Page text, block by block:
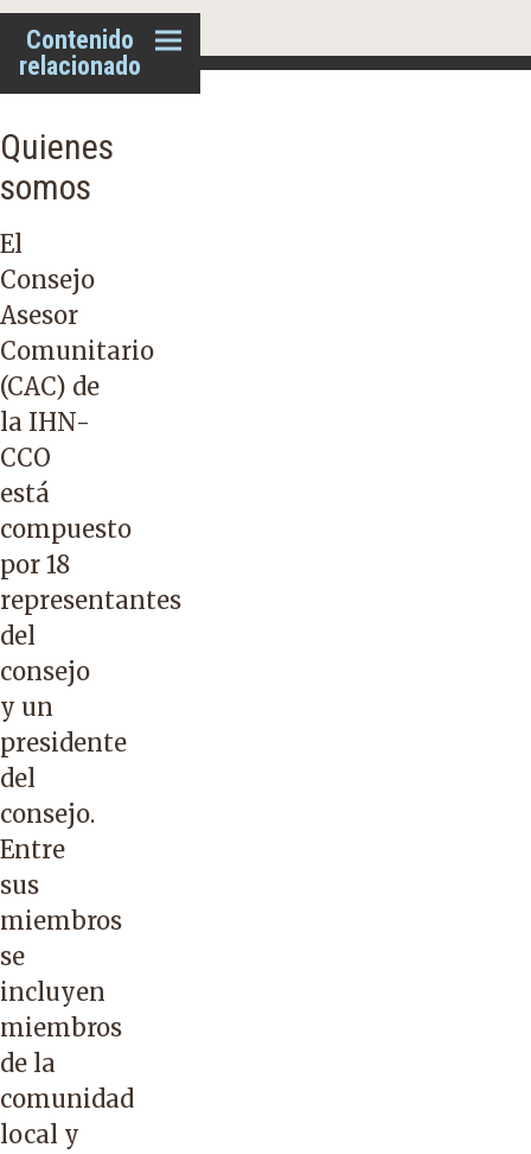
Contenido
relacionado
Quienes
somos
El
Consejo
Asesor
Comunitario
(CAC) de
la IHN-
CCO
está
compuesto
por 18
representantes
del
consejo
y un
presidente
del
consejo.
Entre
sus
miembros
se
incluyen
miembros
de la
comunidad
local y